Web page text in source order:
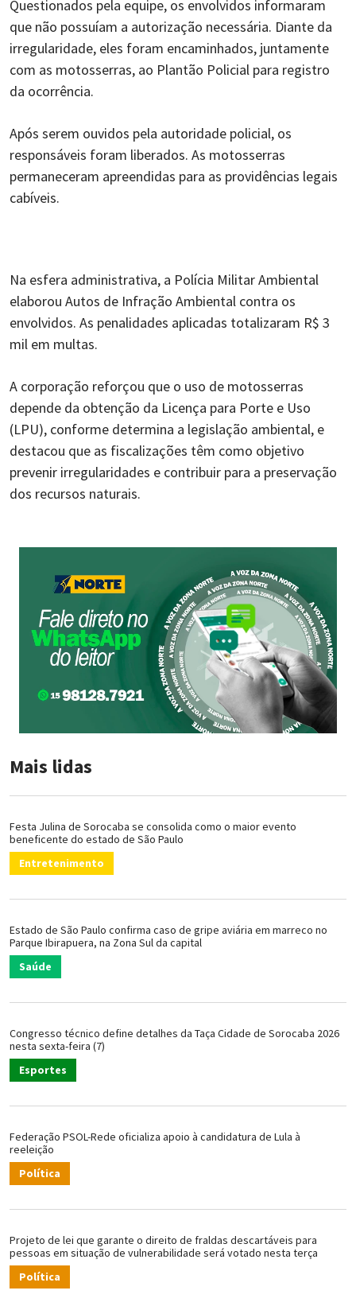
Questionados pela equipe, os envolvidos informaram
que não possuíam a autorização necessária. Diante da
irregularidade, eles foram encaminhados, juntamente
com as motosserras, ao Plantão Policial para registro
da ocorrência.
Após serem ouvidos pela autoridade policial, os
responsáveis foram liberados. As motosserras
permaneceram apreendidas para as providências legais
cabíveis.
Na esfera administrativa, a Polícia Militar Ambiental
elaborou Autos de Infração Ambiental contra os
envolvidos. As penalidades aplicadas totalizaram R$ 3
mil em multas.
A corporação reforçou que o uso de motosserras
depende da obtenção da Licença para Porte e Uso
(LPU), conforme determina a legislação ambiental, e
destacou que as fiscalizações têm como objetivo
prevenir irregularidades e contribuir para a preservação
dos recursos naturais.
Mais lidas
Festa Julina de Sorocaba se consolida como o maior evento
beneficente do estado de São Paulo
Entretenimento
Estado de São Paulo confirma caso de gripe aviária em marreco no
Parque Ibirapuera, na Zona Sul da capital
Saúde
Congresso técnico define detalhes da Taça Cidade de Sorocaba 2026
nesta sexta-feira (7)
Esportes
Federação PSOL-Rede oficializa apoio à candidatura de Lula à
reeleição
Política
Projeto de lei que garante o direito de fraldas descartáveis para
pessoas em situação de vulnerabilidade será votado nesta terça
Política